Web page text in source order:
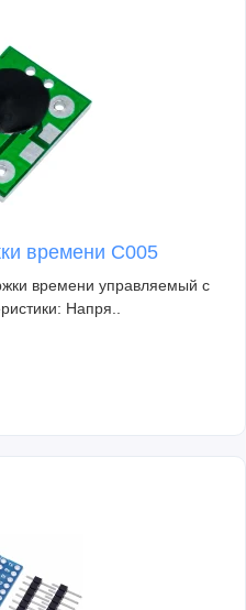
времени C005
времени управляемый с
Напря..